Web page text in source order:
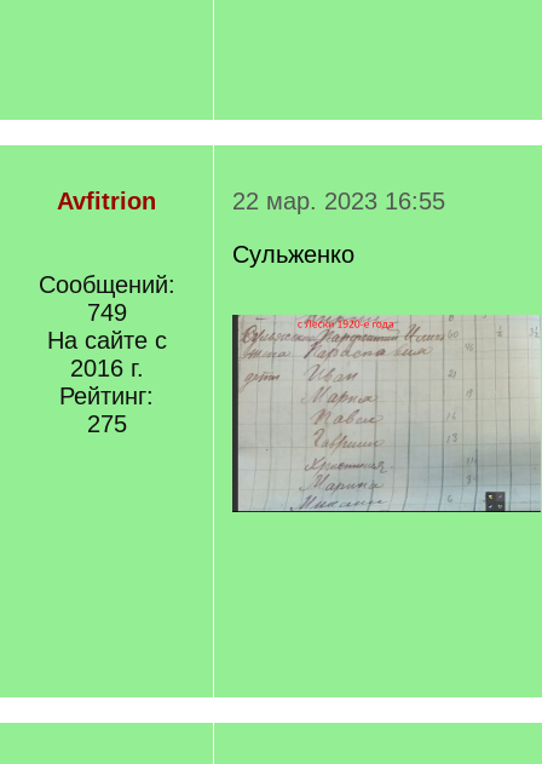
Avfitrion
Сообщений:
749
На сайте с
2016 г.
Рейтинг:
275
22 мар. 2023 16:55
Сульженко